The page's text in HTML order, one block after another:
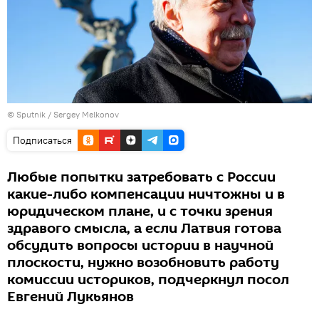
© Sputnik / Sergey Melkonov
Подписаться
Любые попытки затребовать с России
какие-либо компенсации ничтожны и в
юридическом плане, и с точки зрения
здравого смысла, а если Латвия готова
обсудить вопросы истории в научной
плоскости, нужно возобновить работу
комиссии историков, подчеркнул посол
Евгений Лукьянов